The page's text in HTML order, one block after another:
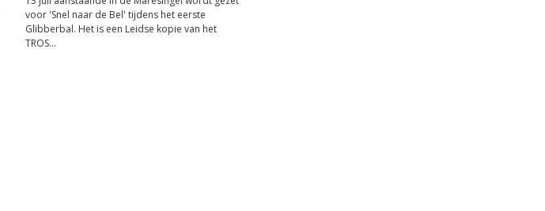
voor 'Snel naar de Bel' tijdens het eerste
Glibberbal. Het is een Leidse kopie van het
TROS...